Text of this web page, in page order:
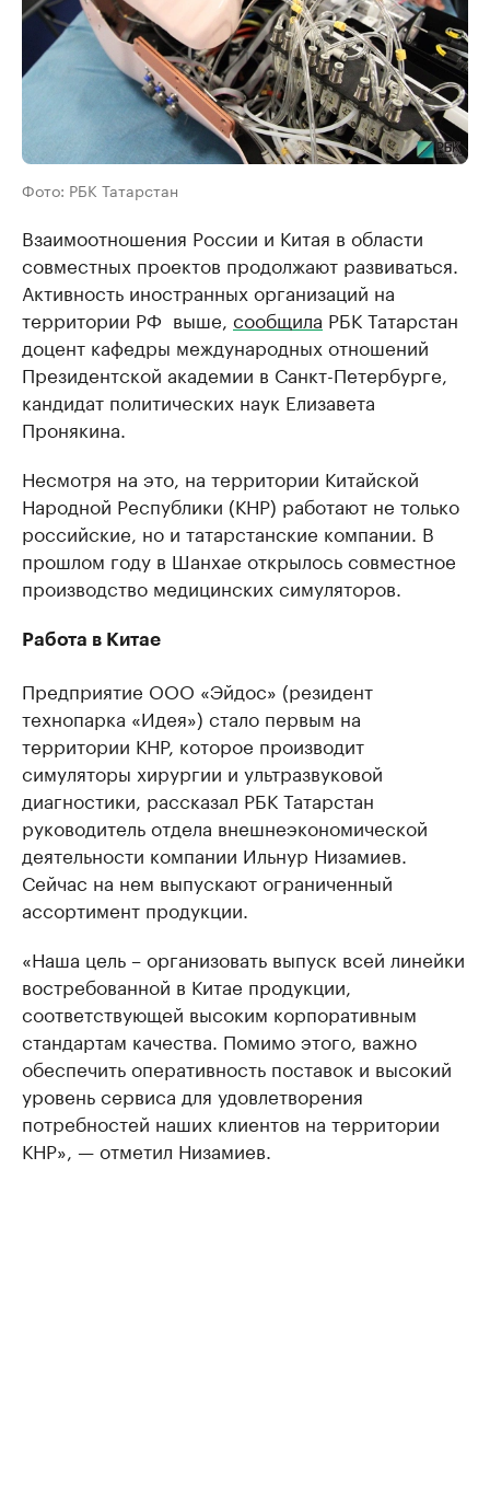
Фото: РБК Татарстан
Взаимоотношения России и Китая в области
совместных проектов продолжают развиваться.
Активность иностранных организаций на
территории РФ выше, сообщила РБК Татарстан
доцент кафедры международных отношений
Президентской академии в Санкт-Петербурге,
кандидат политических наук Елизавета
Пронякина.
Несмотря на это, на территории Китайской
Народной Республики (КНР) работают не только
российские, но и татарстанские компании. В
прошлом году в Шанхае открылось совместное
производство медицинских симуляторов.
Работа в Китае
Предприятие ООО «Эйдос» (резидент
технопарка «Идея») стало первым на
территории КНР, которое производит
симуляторы хирургии и ультразвуковой
диагностики, рассказал РБК Татарстан
руководитель отдела внешнеэкономической
деятельности компании Ильнур Низамиев.
Сейчас на нем выпускают ограниченный
ассортимент продукции.
«Наша цель – организовать выпуск всей линейки
востребованной в Китае продукции,
соответствующей высоким корпоративным
стандартам качества. Помимо этого, важно
обеспечить оперативность поставок и высокий
уровень сервиса для удовлетворения
потребностей наших клиентов на территории
КНР», — отметил Низамиев.